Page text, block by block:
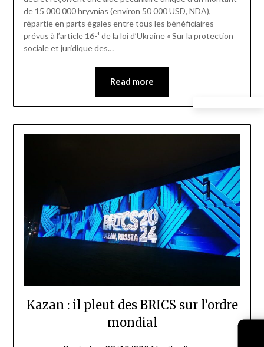
de 15 000 000 hryvnias (environ 50 000 USD, NDA),
répartie en parts égales entre tous les bénéficiaires
prévus à l’article 16-¹ de la loi d’Ukraine « Sur la protection
sociale et juridique des…
Read more
Kazan : il pleut des BRICS sur l’ordre
mondial